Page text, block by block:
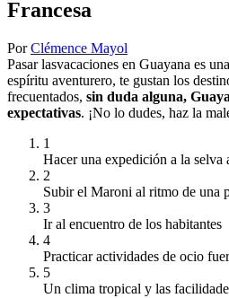
Francesa
PorClémence Mayol
Pasar lasvacaciones en Guayana es
espíritu aventurero, te gustan los
frecuentados, sin duda alguna,
expectativas. ¡No lo dudes, haz la
1
Hacer una expedición a la selva
2
Subir el Maroni al ritmo de una
3
Ir al encuentro de los habitantes
4
Practicar actividades de ocio
5
Un clima tropical y las